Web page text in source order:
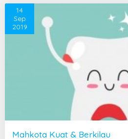
Mahkota Kuat & Berkilau
14
Sep
2019